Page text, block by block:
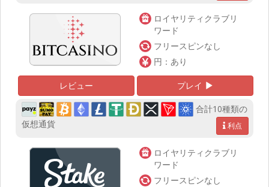
ロイヤリティクラブリ
ワード
フリースピンなし
円：あり
レビュー プレイ
合計10種類の
仮想通貨
利点
ロイヤリティクラブリ
ワード
フリースピンなし